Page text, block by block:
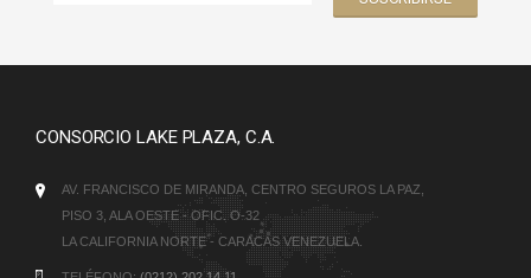
CONSORCIO LAKE PLAZA, C.A.
AV. FRANCISCO DE MIRANDA, CENTRO SEGUROS LA PAZ,
PISO 3, ALA OESTE - OFIC. O-32
LA CALIFORNIA NORTE - CARACAS VENEZUELA.